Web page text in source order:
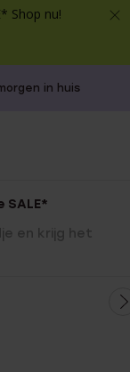
Shop nu!
in huis
SALE*
en krijg het